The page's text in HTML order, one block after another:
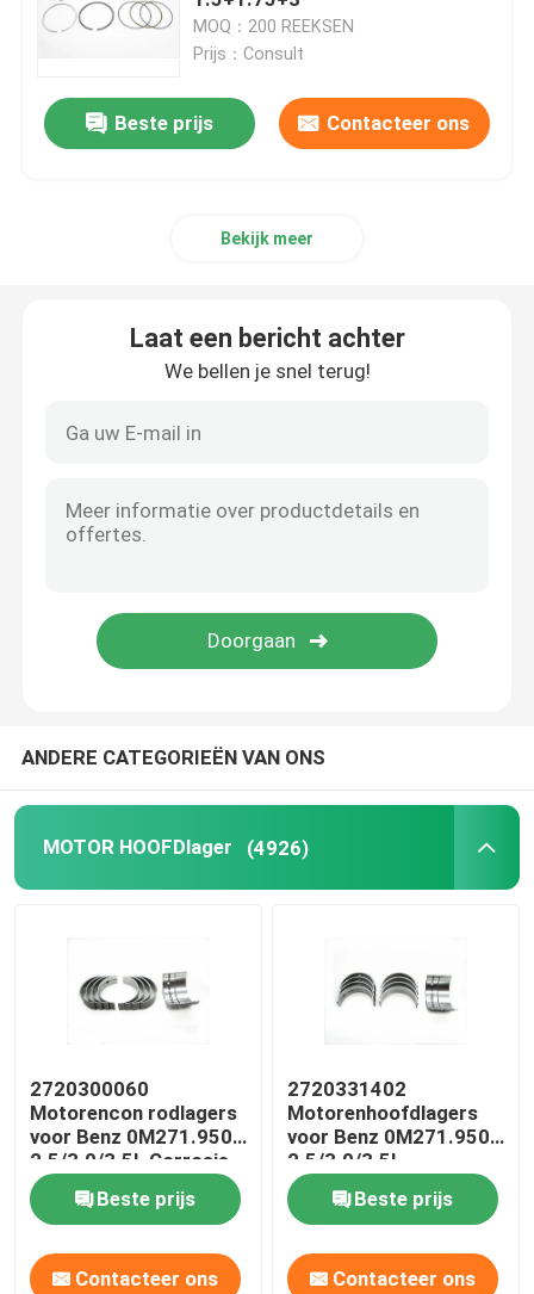
Trapas Hoofdlager
Hoofdlaging van de auto
dieselmotorlager
Auto-motorlagers
Motorzuigerveren
zuigerveer ingesteld
Aircompressor zuigerringen
Oliebeheersringen
MOQ：200 REEKSEN
Prijs：Consult
Beste prijs Contacteer ons
Bekijk meer
Laat een bericht achter
We bellen je snel terug!
ANDERE CATEGORIEËN VAN ONS
MOTOR HOOFDlager (4926)
2720300060
Motorencon rodlagers
voor Benz 0M271.950
2.5/3.0/3.5L Corrosie-
preventief
Beste prijs
Contacteer ons
2720331402
Motorenhoofdlagers
voor Benz 0M271.950
2.5/3.0/3.5L
Beste prijs
Contacteer ons